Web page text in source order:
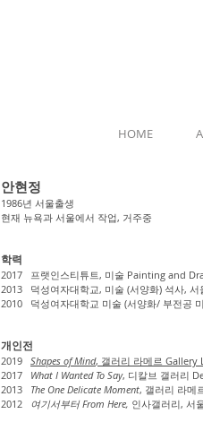
HOME
안현정
1986년 서울출생
현재 뉴욕과 서울에서 작업, 거주중
학력
2017 프랫인스티튜트, 미술 Painting and
2013 덕성여자대학교, 미술 (서양화) 석사, 서
2010 덕성여자대학교 미술 (서양화/ 부전공
개인전
2019 Shapes of Mind, 갤러리 라메르 Gallery
2017 What I Wanted To Say, 디칼브 갤러리
2013
The One Delicate Moment, 갤러리 라메
2012 여기서부터 From Here, 인사갤러리, 서